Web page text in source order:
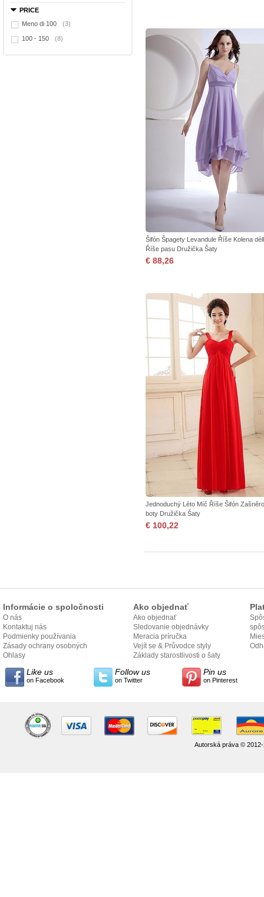
PRICE
Meno di 100
(3)
100 - 150 (8)
Šifón Špagety Levandule Říše Kolena
Říše pasu Družička Šaty
€ 88,26
Jednoduchý Léto Míč Říše Šifón
boty Družička Šaty
€ 100,22
Informácie o spoločnosti
O nás
Kontaktuj nás
Podmienky používania
Zásady ochrany osobných
údajov
Ohlasy
Ako objednať
Ako objednať
Sledovanie objednávky
Meracia príručka
Vejít se & Průvodce styly
Základy starostlivosti o šaty
Like us
on Facebook
Follow us
on Twitter
Pin us
on Pinterest
Autorská práva ©